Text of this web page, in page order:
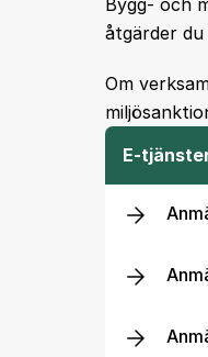
åtgärder
Om
E-